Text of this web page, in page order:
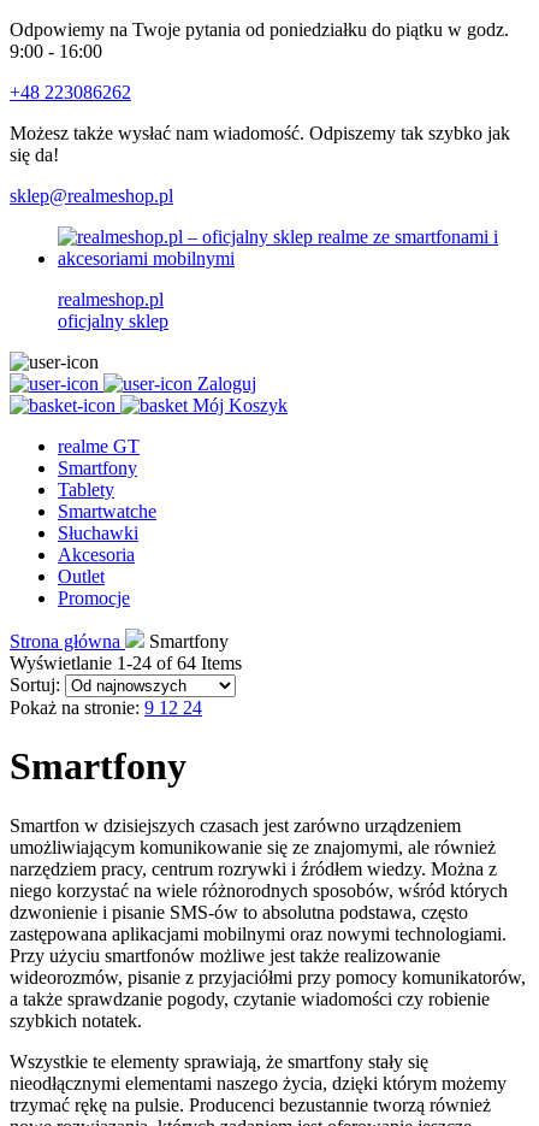
Odpowiemy na Twoje pytania od poniedziałku do piątku w godz.
9:00 - 16:00
+48 223086262
Możesz także wysłać nam wiadomość. Odpiszemy tak szybko jak
się da!
sklep@realmeshop.pl
realmeshop.pl
oficjalny sklep
Zaloguj
Mój Koszyk
realme GT
Smartfony
Tablety
Smartwatche
Słuchawki
Akcesoria
Outlet
Promocje
Strona główna
Smartfony
Wyświetlanie 1-24 of 64 Items
Sortuj:
Pokaż na stronie: 9 12 24
Smartfony
Smartfon w dzisiejszych czasach jest zarówno urządzeniem
umożliwiającym komunikowanie się ze znajomymi, ale również
narzędziem pracy, centrum rozrywki i źródłem wiedzy. Można z
niego korzystać na wiele różnorodnych sposobów, wśród których
dzwonienie i pisanie SMS-ów to absolutna podstawa, często
zastępowana aplikacjami mobilnymi oraz nowymi technologiami.
Przy użyciu smartfonów możliwe jest także realizowanie
wideorozmów, pisanie z przyjaciółmi przy pomocy komunikatorów,
a także sprawdzanie pogody, czytanie wiadomości czy robienie
szybkich notatek.
Wszystkie te elementy sprawiają, że smartfony stały się
nieodłącznymi elementami naszego życia, dzięki którym możemy
trzymać rękę na pulsie. Producenci bezustannie tworzą również